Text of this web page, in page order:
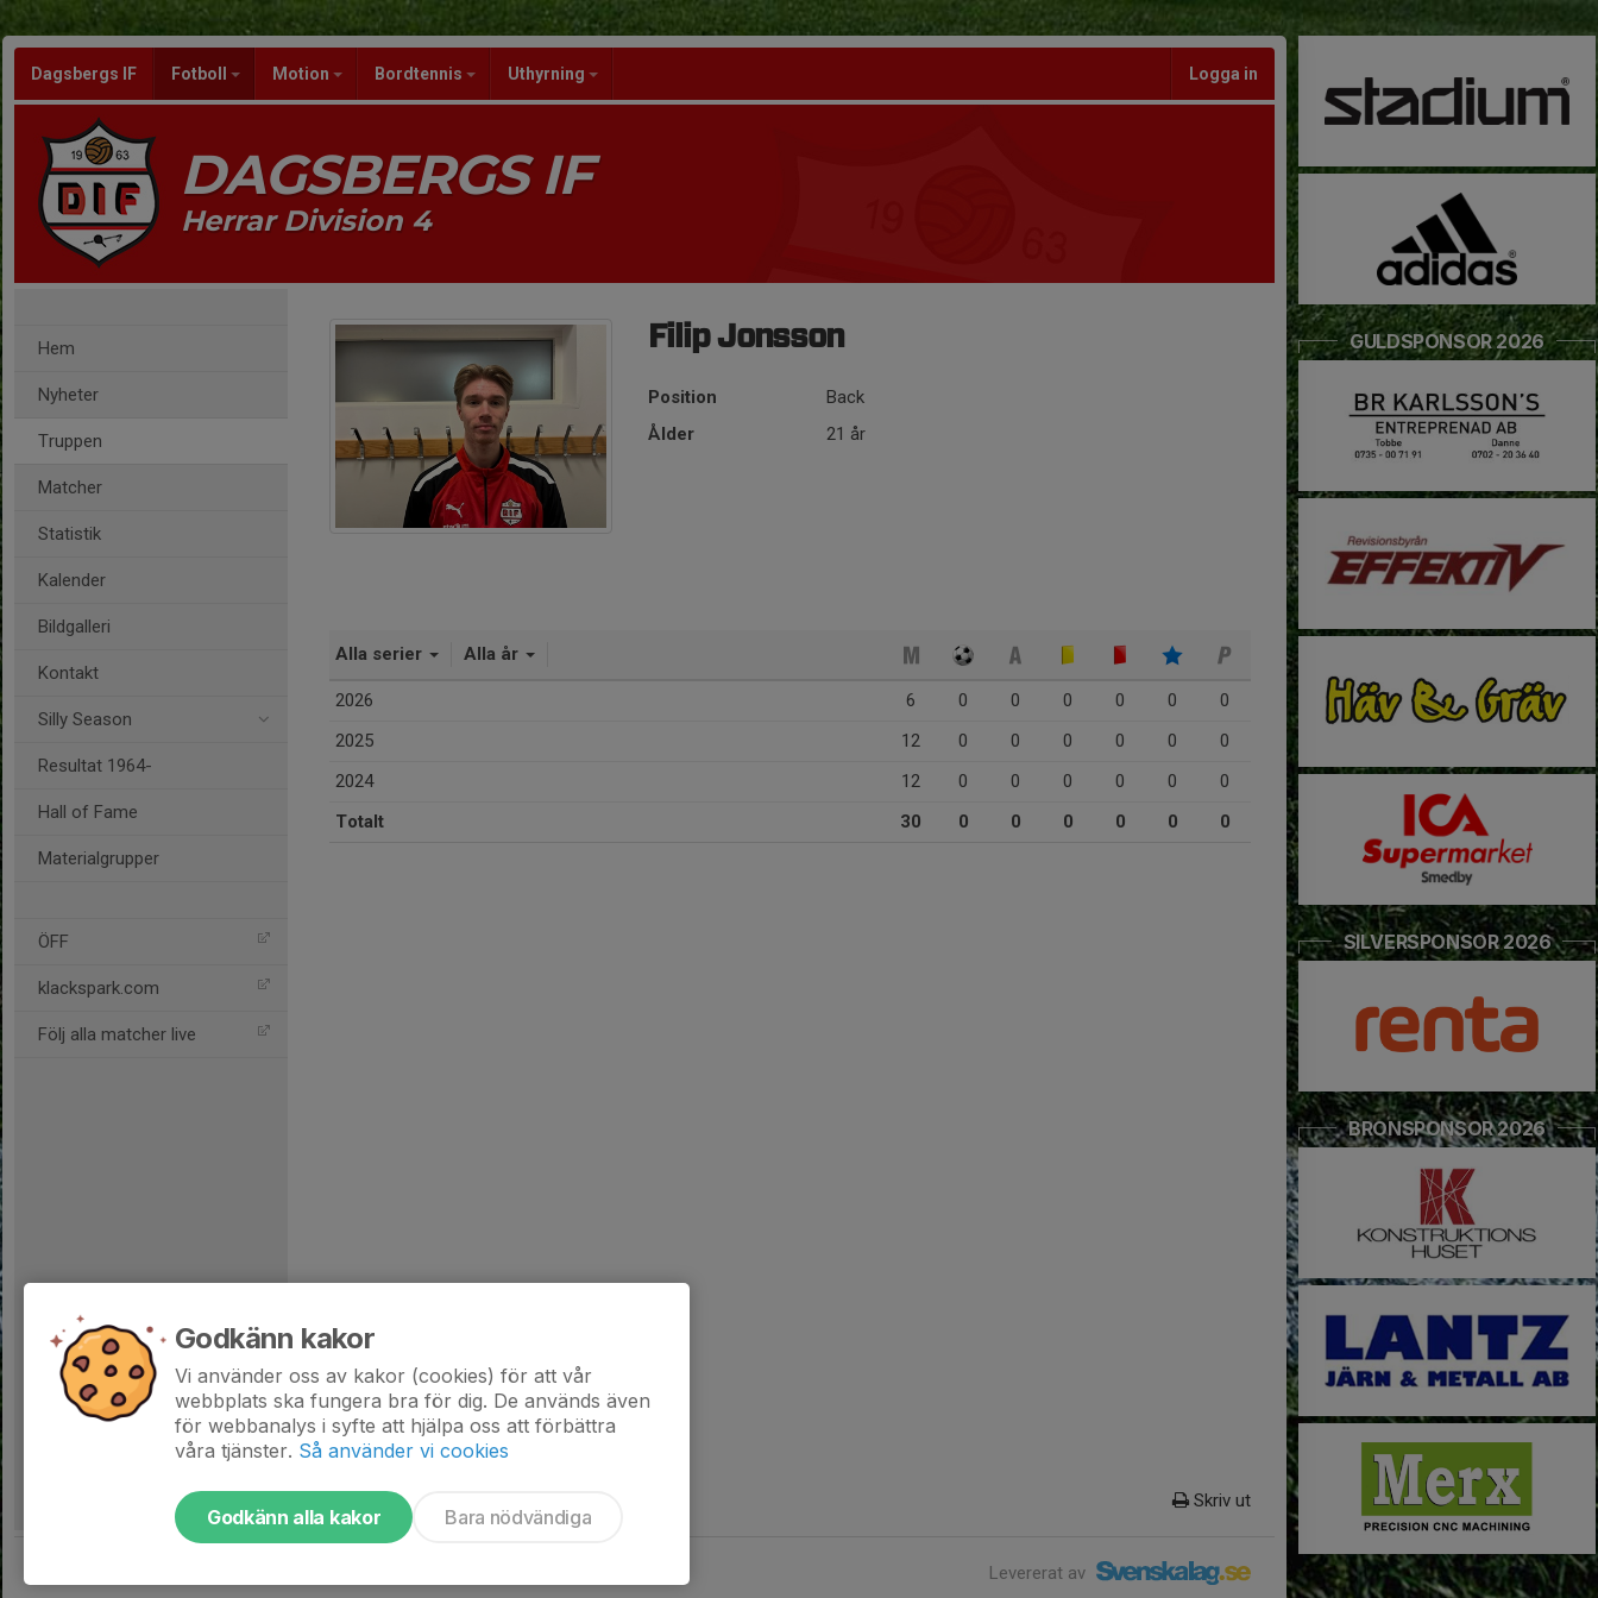
Dagsbergs IF Fotboll Motion Bordtennis Uthyrning Logga in
DAGSBERGS IF
Herrar Division 4
Hem
Nyheter
Truppen
Matcher
Statistik
Kalender
Bildgalleri
Kontakt
Silly Season
Resultat 1964-
Hall of Fame
Materialgrupper
ÖFF
klackspark.com
Följ alla matcher live
Filip Jonsson
Position
Back
Ålder
21 år
Alla serier Alla år
2026 6 0 0 0 0 0
0
2025
12 0 0 0 0 0
0
2024
12 0 0 0 0 0
0
Totalt
30 0 0 0 0 0 0
Skriv ut
Levererat av
GULDSPONSOR 2026
SILVERSPONSOR 2026
BRONSPONSOR 2026
Godkänn kakor
Vi använder oss av kakor (cookies) för att vår
webbplats ska fungera bra för dig. De används även
för webbanalys i syfte att hjälpa oss att förbättra
våra tjänster. Så använder vi cookies
Godkänn alla kakor Bara nödvändiga